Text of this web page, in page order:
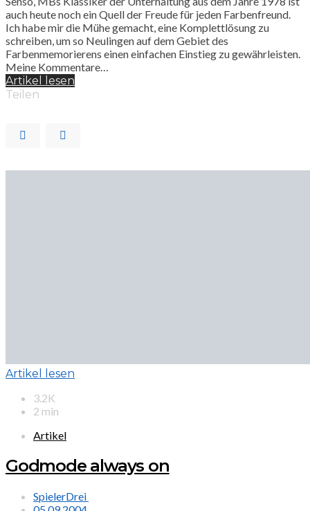
auch heute noch ein Quell der Freude für jeden Farbenfreund.
Ich habe mir die Mühe gemacht, eine Komplettlösung zu
schreiben, um so Neulingen auf dem Gebiet des
Farbenmemorierens einen einfachen Einstieg zu gewährleisten.
Meine Kommentare…
Artikel lesen
Teilen
Artikel lesen
3.2K
2 min
Artikel
Godmode always on
SpielerDrei